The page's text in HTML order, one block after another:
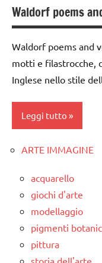
TUTTI GLI
ARGOMENTI
PER ETA'
TUTTI GLI
ARTICOLI
classe
dai
3 ai
anni
INGLESE
TUTTI GLI
PER ETA'
TUTTI GLI
ARTICOLI
classe
1a
classe
2a
DOWNLOAD
inglese
materiale
nomenclature
Montessori
TUTTI GLI
ARGOMENTI
PER ETA'
Waldorf poems
Waldorf poems and
motti e filastrocche,
Inglese nello stile
Leggi tutto
classe
classe
ARTE IMMAGINE
acquarello
giochi d'arte
modellaggio
pigmenti
pittura
storia dell'arte